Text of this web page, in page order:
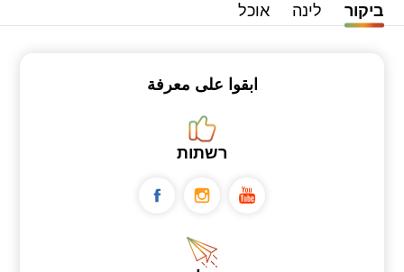
ביקור לינה אוכל
ابقوا على معرفة
רשתות